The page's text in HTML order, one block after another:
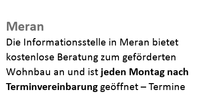
Meran
Die Informationsstelle in Meran bietet
kostenlose Beratung zum geförderten
Wohnbau an und ist jeden Montag nach
Terminvereinbarung geöffnet – Termine